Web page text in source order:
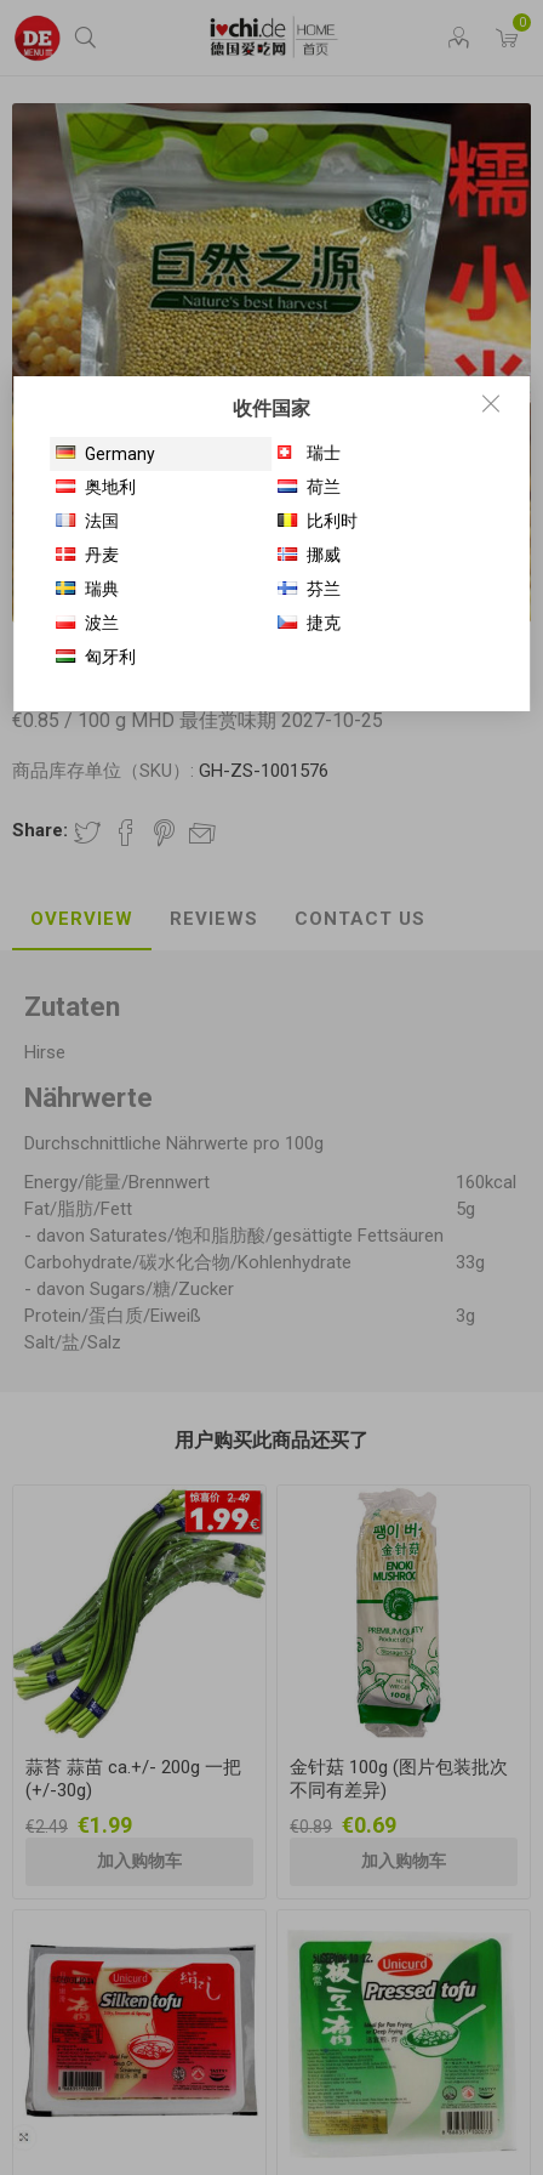
0
自然之源 糯小米 (大黄米) 454g
€0.85 / 100 g MHD 最佳赏味期 2027-10-25
商品库存单位（SKU）: GH-ZS-1001576
Share:
OVERVIEW REVIEWS CONTACT US
Zutaten
Hirse
Nährwerte
Durchschnittliche Nährwerte pro 100g
Energy/能量/Brennwert
160kcal
Fat/脂肪/Fett
5g
- davon Saturates/饱和脂肪酸/gesättigte Fettsäuren
Carbohydrate/碳水化合物/Kohlenhydrate
33g
- davon Sugars/糖/Zucker
Protein/蛋白质/Eiweiß
3g
Salt/盐/Salz
用户购买此商品还买了
蒜苔 蒜苗 ca.+/- 200g 一把
(+/-30g)
€2.49 €1.99
金针菇 100g (图片包装批次
不同有差异)
€0.89 €0.69
收件国家
Germany
瑞士
奥地利
荷兰
法国
比利时
丹麦
挪威
瑞典
芬兰
波兰
捷克
匈牙利